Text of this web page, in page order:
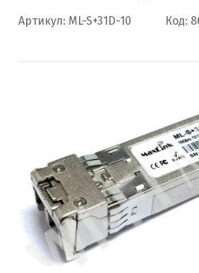
Артикул: ML-S+31D-10 Код: